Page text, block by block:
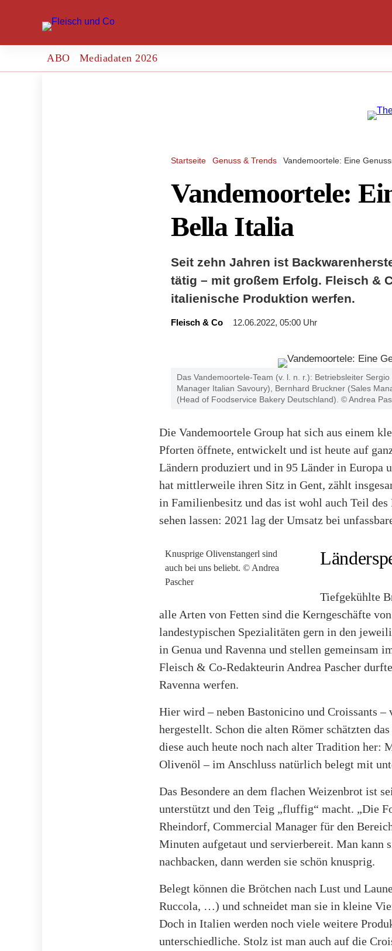
ABO Mediadaten 2026
Startseite Genuss & Trends Vandemoortele: Eine
Vandemoortele:
Bella Italia
Seit zehn Jahren ist
tätig – mit großem Erfolg. Fleisch &
italienische Produktion werfen.
Fleisch & Co 12.06.2022, 05:00 Uhr
Das Vandemoortele-Team (v. l. n. r.): Betriebsleiter
Manager Italian Savoury), Bernhard Bruckner (Sales
(Head of Foodservice Bakery Deutschland). © Andrea
Die Vandemoortele Group hat sich aus einem
Pforten öffnete, entwickelt und ist heute auf
Ländern produziert und in 95 Länder in Europa
hat mittlerweile ihren Sitz in Gent, zählt
in Familienbesitz und das ist wohl auch Teil
sehen lassen: 2021 lag der Umsatz bei
Knusprige Olivenstangerl sind
auch bei uns beliebt. © Andrea
Pascher
Tiefgekühlte
alle Arten von Fetten sind die Kerngeschäfte von
landestypischen Spezialitäten gern in den
in Genua und Ravenna und stellen gemeinsam
Fleisch & Co-Redakteurin Andrea Pascher
Ravenna werfen.
Hier wird – neben Bastonicino und Croissants
hergestellt. Schon die alten Römer schätzten
diese auch heute noch nach alter Tradition her:
Olivenöl – im Anschluss natürlich belegt mit
Das Besondere an dem flachen Weizenbrot ist
unterstützt und den Teig „fluffig“ macht. „Die
Rheindorf, Commercial Manager für den
Minuten aufgetaut und servierbereit. Man kann
nachbacken, dann werden sie schön knusprig.
Belegt können die Brötchen nach Lust und
Ruccola, …) und schneidet man sie in kleine
Doch in Italien werden noch viele weitere
unterschiedliche. Stolz ist man auch auf die